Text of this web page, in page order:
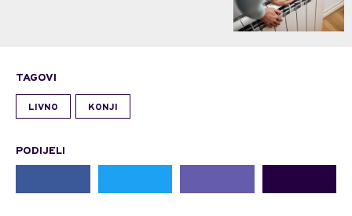
TAGOVI
LIVNO KONJI
PODIJELI